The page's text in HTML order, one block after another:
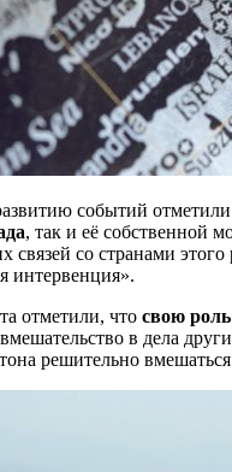
событий
, так и её собственной
связей со странами
интервенция».
отметили, что свою
в дела
решительно